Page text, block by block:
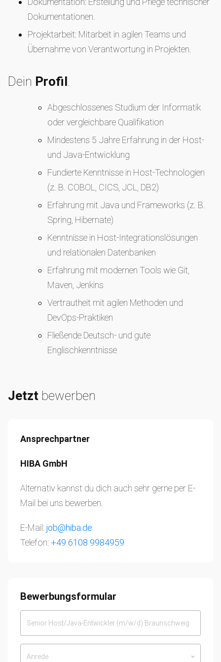
Dokumentationen.
Projektarbeit: Mitarbeit in agilen Teams und
Übernahme von Verantwortung in Projekten.
Dein Profil.
Abgeschlossenes Studium der Informatik
oder vergleichbare Qualifikation
Mindestens 5 Jahre Erfahrung in der Host-
und Java-Entwicklung
Fundierte Kenntnisse in Host-Technologien
(z. B. COBOL, CICS, JCL, DB2)
Erfahrung mit Java und Frameworks (z. B.
Spring, Hibernate)
Kenntnisse in Host-Integrationslösungen
und relationalen Datenbanken
Erfahrung mit modernen Tools wie Git,
Maven, Jenkins
Vertrautheit mit agilen Methoden und
DevOps-Praktiken
Fließende Deutsch- und gute
Englischkenntnisse
Jetzt bewerben
Ansprechpartner
HIBA GmbH
Alternativ kannst du dich auch sehr gerne per E-
Mail bei uns bewerben.
E-Mail: job@hiba.de
Telefon: +49 6108 9984959
Bewerbungsformular
Anrede keyboard_arrow_down